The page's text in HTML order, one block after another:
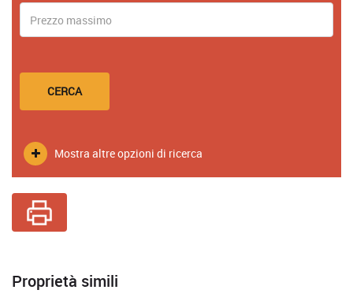
CERCA
Mostra altre opzioni di ricerca
Proprietà simili